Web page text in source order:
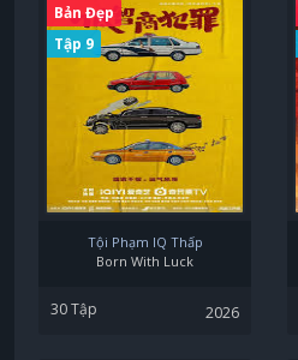
Bản Đẹp
Tập 9
Tội Phạm IQ Thấp
Born With Luck
30 Tập 2026